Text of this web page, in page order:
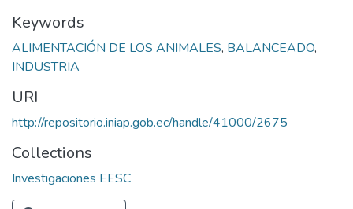
Keywords
ALIMENTACIÓN DE LOS ANIMALES, BALANCEADO,
INDUSTRIA
URI
http://repositorio.iniap.gob.ec/handle/41000/2675
Collections
Investigaciones EESC